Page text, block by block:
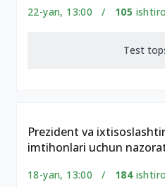
22-yan, 13:00 / 105
Test
Prezident va
imtihonlari uchun
18-yan, 13:00 / 184